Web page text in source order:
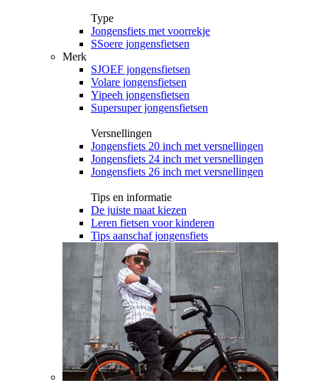
Type
Jongensfiets met voorrekje
SSoere jongensfietsen
Merk
SJOEF jongensfietsen
Volare jongensfietsen
Yipeeh jongensfietsen
Supersuper jongensfietsen
Versnellingen
Jongensfiets 20 inch met versnellingen
Jongensfiets 24 inch met versnellingen
Jongensfiets 26 inch met versnellingen
Tips en informatie
De juiste maat kiezen
Leren fietsen voor kinderen
Tips aanschaf jongensfiets